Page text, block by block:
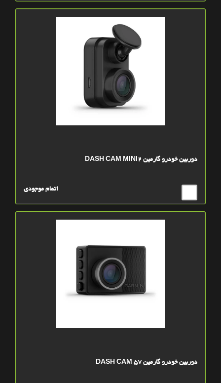
دوربین خودرو گارمین DASH CAM MINI2
اتمام موجودی
دوربین خودرو گارمین DASH CAM 57